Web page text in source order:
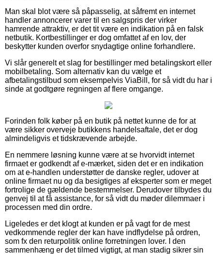
Man skal blot være så påpasselig, at såfremt en internet
handler annoncerer varer til en salgspris der virker
hamrende attraktiv, er det tit være en indikation på en falsk
netbutik. Kortbestillinger er dog omfattet af en lov, der
beskytter kunden overfor snydagtige online forhandlere.
Vi slår generelt et slag for bestillinger med betalingskort eller
mobilbetaling. Som alternativ kan du vælge et
afbetalingstilbud som eksempelvis ViaBill, for så vidt du har i
sinde at godtgøre regningen af flere omgange.
Forinden folk køber på en butik på nettet kunne de for at
være sikker overveje butikkens handelsaftale, det er dog
almindeligvis et tidskrævende arbejde.
En nemmere løsning kunne være at se hvorvidt internet
firmaet er godkendt af e-mærket, siden det er en indikation
om at e-handlen understøtter de danske regler, udover at
online firmaet nu og da besigtiges af eksperter som er meget
fortrolige de gældende bestemmelser. Derudover tilbydes du
genvej til at få assistance, for så vidt du møder dilemmaer i
processen med din ordre.
Ligeledes er det klogt at kunden er på vagt for de mest
vedkommende regler der kan have indflydelse på ordren,
som fx den returpolitik online forretningen lover. I den
sammenhæng er det tilmed vigtigt, at man stadig sikrer sin